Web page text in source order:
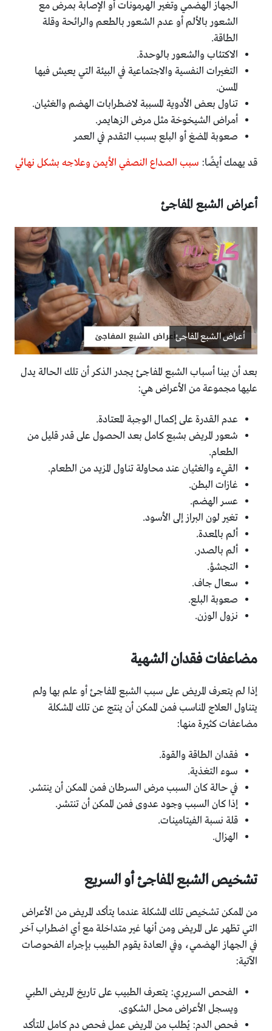
الجهاز الهضمي وتغير الهرمونات أو الإصابة بمرض مع
الشعور بالألم أو عدم الشعور بالطعم والرائحة وقلة
الطاقة.
الاكتئاب والشعور بالوحدة.
التغيرات النفسية والاجتماعية في البيئة التي يعيش فيها
المسن.
تناول بعض الأدوية المسببة لاضطرابات الهضم والغثيان.
أمراض الشيخوخة مثل مرض الزهايمر.
صعوبة المضغ أو البلع بسبب التقدم في العمر
قد يهمك أيضًا: سبب الصداع النصفي الأيمن وعلاجه بشكل نهائي
أعراض الشبع المفاجئ
أعراض الشبع المفاجئ
بعد أن بينا أسباب الشبع المفاجئ يجدر الذكر أن تلك الحالة يدل
عليها مجموعة من الأعراض هي:
عدم القدرة على إكمال الوجبة المعتادة.
شعور المريض بشبع كامل بعد الحصول على قدر قليل من
الطعام.
القيء والغثيان عند محاولة تناول المزيد من الطعام.
غازات البطن.
عسر الهضم.
تغير لون البراز إلى الأسود.
ألم بالمعدة.
ألم بالصدر.
التجشؤ.
سعال جاف.
صعوبة البلع.
نزول الوزن.
مضاعفات فقدان الشهية
إذا لم يتعرف المريض على سبب الشبع المفاجئ أو علم بها ولم
يتناول العلاج المناسب فمن الممكن أن ينتج عن تلك المشكلة
مضاعفات كثيرة منها:
فقدان الطاقة والقوة.
سوء التغذية.
في حالة كان السبب مرض السرطان فمن الممكن أن ينتشر.
إذا كان السبب وجود عدوى فمن الممكن أن تنتشر.
قلة نسبة الفيتامينات.
الهزال.
تشخيص الشبع المفاجئ أو السريع
من الممكن تشخيص تلك المشكلة عندما يتأكد المريض من الأعراض
التي تظهر على المريض ومن أنها غير متداخلة مع أي اضطراب آخر
في الجهاز الهضمي، وفي العادة يقوم الطبيب بإجراء الفحوصات
الآتية:
الفحص السريري: يتعرف الطبيب على تاريخ المريض الطبي
ويسجل الأعراض محل الشكوى.
فحص الدم: يُطلب من المريض عمل فحص دم كامل للتأكد